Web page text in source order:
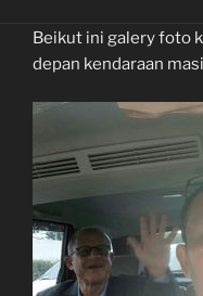
Beikut ini galery foto
depan kendaraan